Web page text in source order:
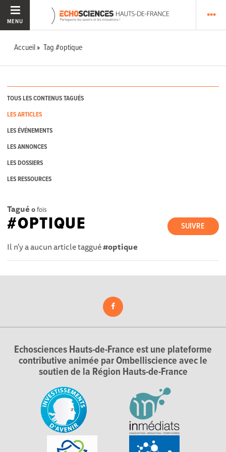
MENU
Accueil Tag #optique
TOUS LES CONTENUS TAGUÉS
LES ARTICLES
LES ÉVÉNEMENTS
LES ANNONCES
LES DOSSIERS
LES RESSOURCES
Tagué 0fois
SUIVRE
#OPTIQUE
Il n'y a aucun article taggué#optique
Echosciences Hauts-de-France est une plateforme
contributive animée par Ombelliscience avec le
soutien de la Région Hauts-de-France